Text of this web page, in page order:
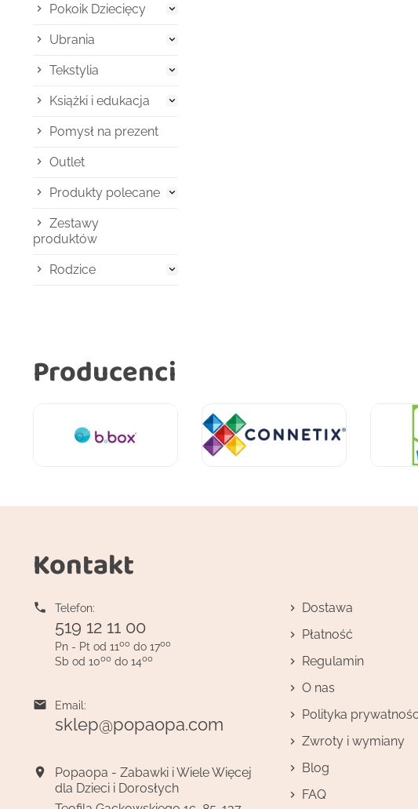
Pokoik Dziecięcy 
Ubrania 
Tekstylia 
Książki i edukacja 
Pomysł na prezent
Outlet
Produkty polecane 
Zestawy
produktów
Rodzice 
Producenci
Kontakt
 Telefon:
519 12 11 00
Pn - Pt od 1100 do 1700
Sb od 1000 do 1400
 Email:
sklep@popaopa.com

Popaopa - Zabawki i Wiele Więcej
dla Dzieci i Dorosłych
Dostawa
Płatność
Regulamin
O nas
Polityka
Zwroty i wymiany
Blog
FAQ